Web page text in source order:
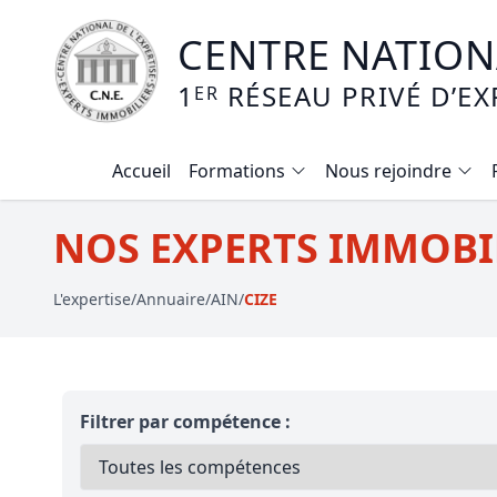
CENTRE
1 ER RÉSEAU PRIVÉ
Accueil
Formations
Formation expertise immobilière /
Expertise local commercial
Mise en copropriété
Expertise terrains agricoles,
Nous rejoindre
NOS EXPERTS
L'expertise/Annuaire/AIN/CIZE
Filtrer par compétence :